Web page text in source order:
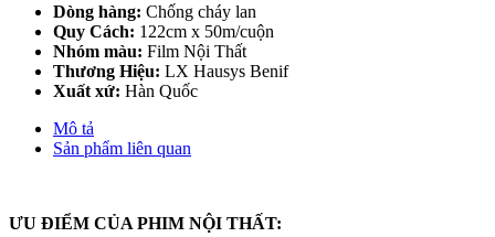
Dòng hàng: Chống cháy lan
Quy Cách: 122cm x 50m/cuộn
Nhóm màu: Film Nội Thất
Thương Hiệu: LX Hausys Benif
Xuất xứ: Hàn Quốc
Mô tả
Sản phẩm liên quan
ƯU ĐIỂM CỦA PHIM NỘI THẤT: